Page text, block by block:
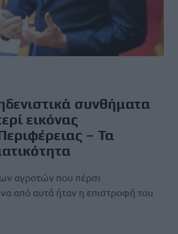
συνθήματα
εικόνας
– Τα
αγροτών που πέρσι
από αυτά ήταν η επιστροφή του